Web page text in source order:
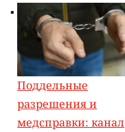
Поддельные
разрешения и
медсправки: канал